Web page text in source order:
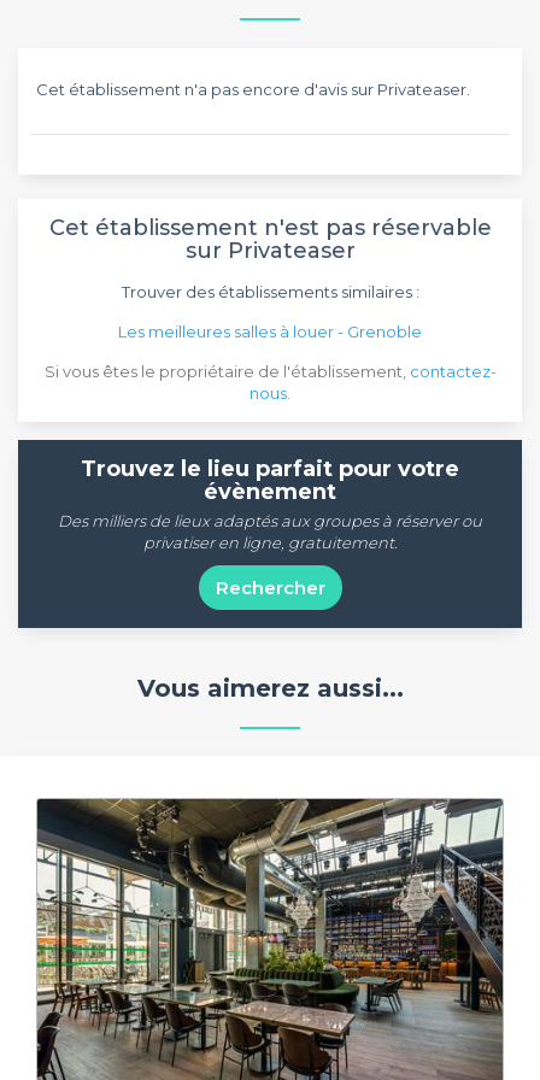
Cet établissement n'a pas encore d'avis sur Privateaser.
Cet établissement n'est pas réservable
sur Privateaser
Trouver des établissements similaires :
Les meilleures salles à louer - Grenoble
Si vous êtes le propriétaire de l'établissement, contactez-
nous
Trouvez le lieu parfait pour votre
évènement
Des milliers de lieux adaptés aux groupes à réserver ou
privatiser en ligne, gratuitement.
Rechercher
Vous aimerez aussi...